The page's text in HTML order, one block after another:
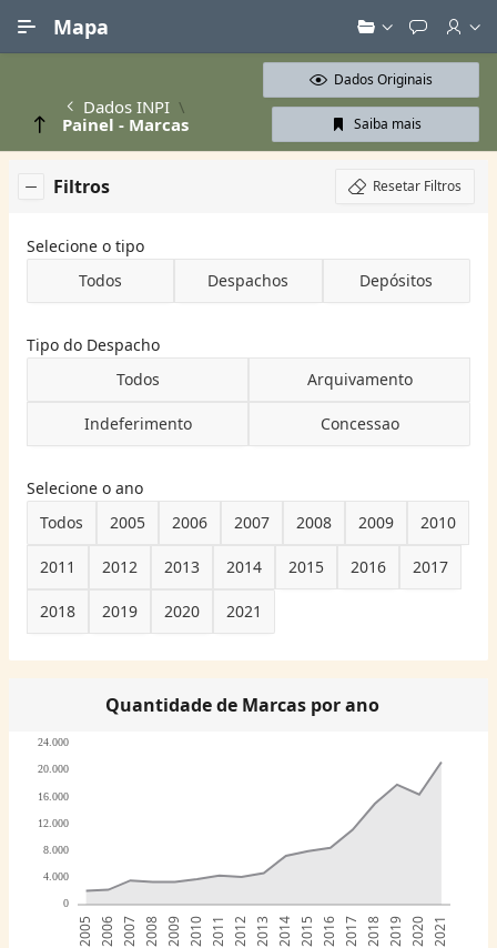
Mapa
Dados INPI
Painel - Marcas
Dados Originais
Saiba mais
Filtros Resetar Filtros
Selecione o tipo
Todos
Despachos Depósitos
Tipo do Despacho
Todos
Arquivamento
Indeferimento Concessao
Selecione o ano
Todos
2005 2006 2007 2008 2009 2010
2011 2012 2013 2014 2015 2016 2017
2018 2019 2020 2021
Quantidade de Marcas por ano
0
4.000
8.000
12.000
16.000
20.000
24.000
2005 2006 2007 2008 2009 2010 2011 2012 2013 2014 2015 2016 2017 2018 2019 2020 2021